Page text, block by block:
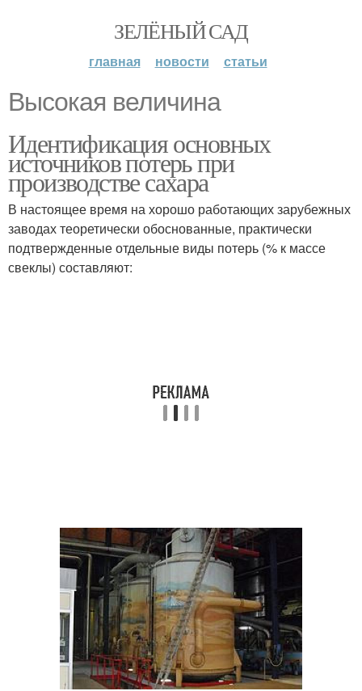
ЗЕЛЁНЫЙ САД
главная новости статьи
Высокая величина
Идентификация основных
источников потерь при
производстве сахара
В настоящее время на хорошо работающих зарубежных
заводах теоретически обоснованные, практически
подтвержденные отдельные виды потерь (% к массе
свеклы) составляют: